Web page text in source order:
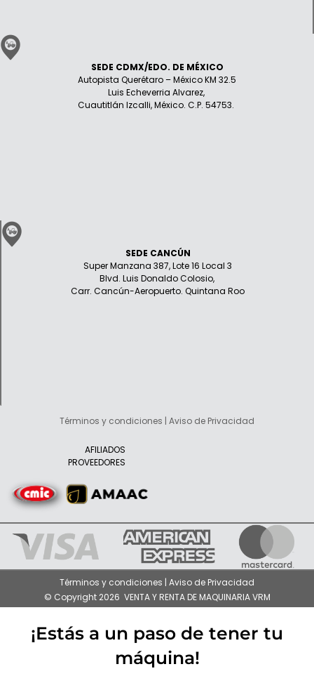
SEDE CDMX/EDO. DE MÉXICO
Autopista Querétaro – México KM 32.5
Luis Echeverria Alvarez,
Cuautitlán Izcalli, México. C.P. 54753.
SEDE CANCÚN
Super Manzana 387, Lote 16 Local 3
Blvd. Luis Donaldo Colosio,
Carr. Cancún-Aeropuerto. Quintana Roo
Términos y condiciones | Aviso de Privacidad
AFILIADOS
PROVEEDORES
Términos y condiciones | Aviso de Privacidad
© Copyright 2026 VENTA Y RENTA DE MAQUINARIA VRM
¡Estás a un paso de tener tu
máquina!